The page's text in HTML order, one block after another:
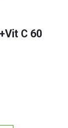
C 60